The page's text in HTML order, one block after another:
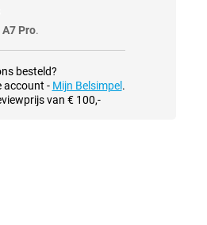
Pro.
besteld?
account - Mijn Belsimpel .
van € 100,-